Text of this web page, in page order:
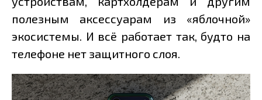
полезным аксессуарам из «яблочной»
экосистемы. И всё работает так, будто на
телефоне нет защитного слоя.